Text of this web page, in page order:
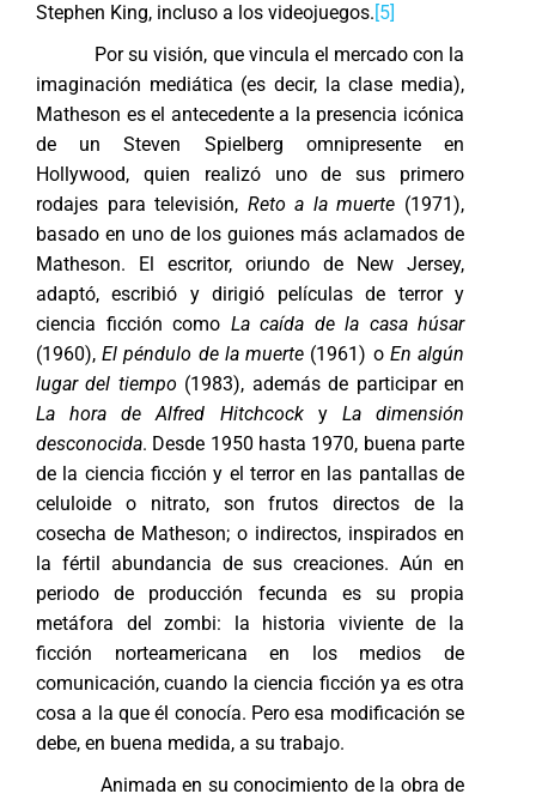
Stephen King, incluso a los videojuegos.[5]
Por su visión, que vincula el mercado con la
imaginación mediática (es decir, la clase media),
Matheson es el antecedente a la presencia icónica
de un Steven Spielberg omnipresente en
Hollywood, quien realizó uno de sus primero
rodajes para televisión, Reto a la muerte (1971),
basado en uno de los guiones más aclamados de
Matheson. El escritor, oriundo de New Jersey,
adaptó, escribió y dirigió películas de terror y
ciencia ficción como La caída de la casa húsar
(1960),El péndulo de la muerte (1961) o En algún
lugar del tiempo (1983), además de participar en
La hora de Alfred Hitchcocky La dimensión
desconocida. Desde 1950 hasta 1970, buena parte
de la ciencia ficción y el terror en las pantallas de
celuloide o nitrato, son frutos directos de la
cosecha de Matheson; o indirectos, inspirados en
la fértil abundancia de sus creaciones. Aún en
periodo de producción fecunda es su propia
metáfora del zombi: la historia viviente de la
ficción norteamericana en los medios de
comunicación, cuando la ciencia ficción ya es otra
cosa a la que él conocía. Pero esa modificación se
debe, en buena medida, a su trabajo.
Animada en su conocimiento de la obra de